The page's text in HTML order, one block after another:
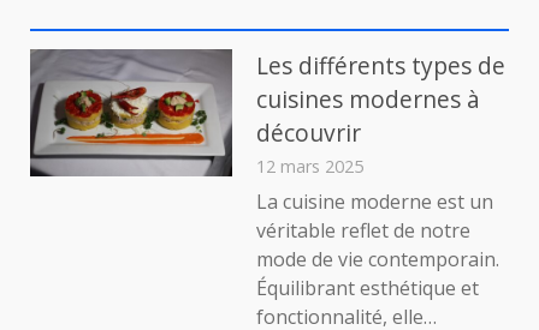
la
santé
Les différents types de
cuisines modernes à
découvrir
12 mars 2025
La cuisine moderne est un
véritable reflet de notre
mode de vie contemporain.
Équilibrant esthétique et
fonctionnalité, elle…